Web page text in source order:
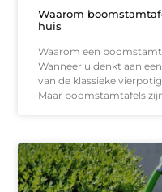
Waarom
huis
Waarom een
Wanneer u denkt aan
van de klassieke
Maar boomstamtafels